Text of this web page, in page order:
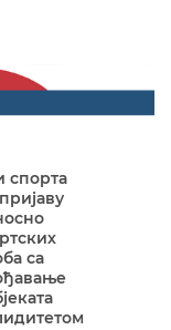
спорта
са